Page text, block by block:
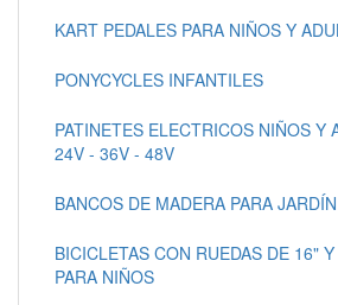
KART PEDALES PARA NIÑOS Y
PONYCYCLES INFANTILES
PATINETES ELECTRICOS NIÑOS Y
24V - 36V - 48V
BANCOS DE MADERA PARA
BICICLETAS CON RUEDAS DE 16"
PARA NIÑOS